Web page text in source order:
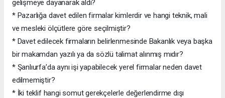
gelişmeye dayanarak aldı?
* Pazarlığa davet edilen firmalar kimlerdir ve hangi teknik, mali
ve mesleki ölçütlere göre seçilmiştir?
* Davet edilecek firmaların belirlenmesinde Bakanlık veya başka
bir makamdan yazılı ya da sözlü talimat alınmış mıdır?
* Şanlıurfa’da aynı işi yapabilecek yerel firmalar neden davet
edilmemiştir?
* İki teklif hangi somut gerekçelerle değerlendirme dışı